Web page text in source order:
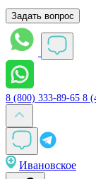
Задать вопрос
8 (800) 333-89-65 8
Ивановское